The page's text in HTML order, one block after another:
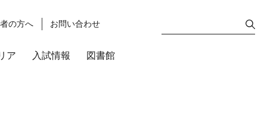
ア 入試情報 図書館
の方へ お問い合わせ